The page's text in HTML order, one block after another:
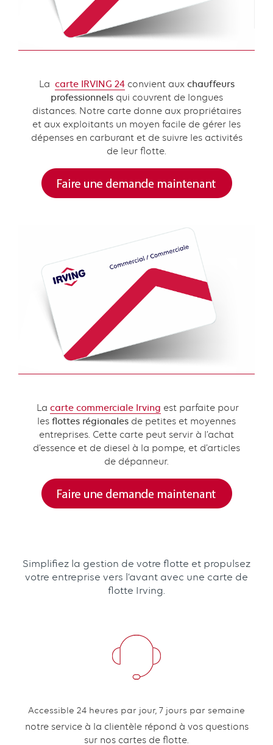
La carte IRVING 24convient aux chauffeurs
professionnelsqui couvrent de longues
distances. Notre carte donne aux propriétaires
et aux exploitants un moyen facile de gérer les
dépenses en carburant et de suivre les activités
de leur flotte.
La carte commerciale Irving est parfaite pour
les flottes régionales de petites et moyennes
entreprises. Cette carte peut servir à l’achat
d’essence et de diesel à la pompe, et d’articles
de dépanneur.
Simplifiez la gestion de votre flotte et propulsez
votre entreprise vers l’avant avec une carte de
flotte Irving.
grid
component
Content
Accessible 24 heures par jour, 7 jours par semaine
notre service à la clientèle répond à vos questions
sur nos cartes de flotte.